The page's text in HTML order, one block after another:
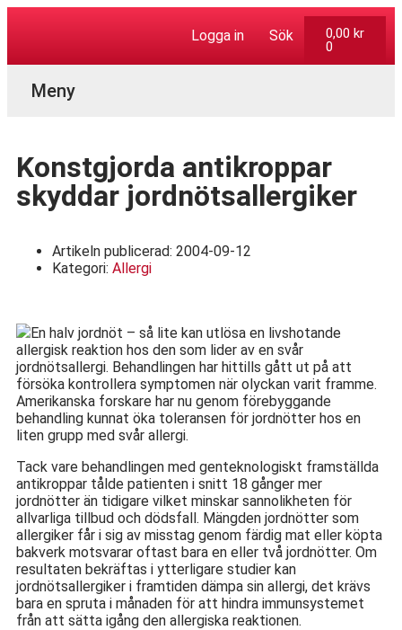
Logga in Sök 0,00 kr
0
Konstgjorda antikroppar
skyddar jordnötsallergiker
Artikeln publicerad: 2004-09-12
Kategori: Allergi
En halv jordnöt – så lite kan utlösa en livshotande
allergisk reaktion hos den som lider av en svår
jordnötsallergi. Behandlingen har hittills gått ut på att
försöka kontrollera symptomen när olyckan varit framme.
Amerikanska forskare har nu genom förebyggande
behandling kunnat öka toleransen för jordnötter hos en
liten grupp med svår allergi.
Tack vare behandlingen med genteknologiskt framställda
antikroppar tålde patienten i snitt 18 gånger mer
jordnötter än tidigare vilket minskar sannolikheten för
allvarliga tillbud och dödsfall. Mängden jordnötter som
allergiker får i sig av misstag genom färdig mat eller köpta
bakverk motsvarar oftast bara en eller två jordnötter. Om
resultaten bekräftas i ytterligare studier kan
jordnötsallergiker i framtiden dämpa sin allergi, det krävs
bara en spruta i månaden för att hindra immunsystemet
från att sätta igång den allergiska reaktionen.